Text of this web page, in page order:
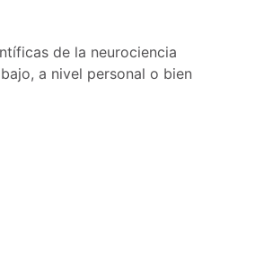
de la neurociencia
a nivel personal o bien